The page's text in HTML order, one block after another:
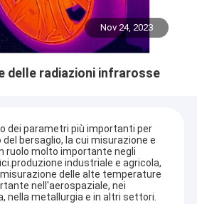
Nov 24, 2023
delle radiazioni infrarosse
dei parametri più importanti per
bersaglio, la cui misurazione e
ruolo molto importante negli
industriale e agricola,
delle alte temperature
nell'aerospaziale, nei
nella metallurgia e in altri settori.